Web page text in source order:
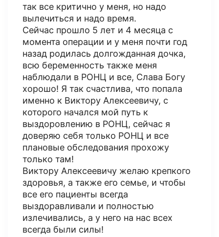
так все критично у меня, но надо
вылечиться и надо время.
Сейчас прошло 5 лет и 4 месяца с
момента операции и у меня почти год
назад родилась долгожданная дочка,
всю беременность также меня
наблюдали в РОНЦ и все, Слава Богу
хорошо! Я так счастлива, что попала
именно к Виктору Алексеевичу, с
которого начался мой путь к
выздоровлению в РОНЦ, сейчас я
доверяю себя только РОНЦ и все
плановые обследования прохожу
только там!
Виктору Алексеевичу желаю крепкого
здоровья, а также его семье, и чтобы
все его пациенты всегда
выздоравливали и полностью
излечивались, а у него на нас всех
всегда были силы!